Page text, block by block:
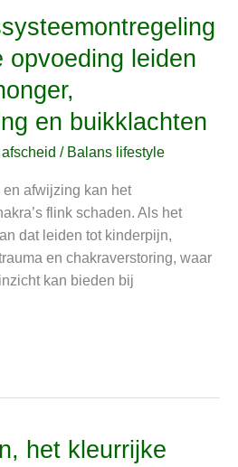
opvoeding leiden
en buikklachten
/ Balans lifestyle
afwijzing kan het
flink schaden. Als het
dat leiden tot kinderpijn,
en chakraverstoring, waar
kan bieden bij
het kleurrijke